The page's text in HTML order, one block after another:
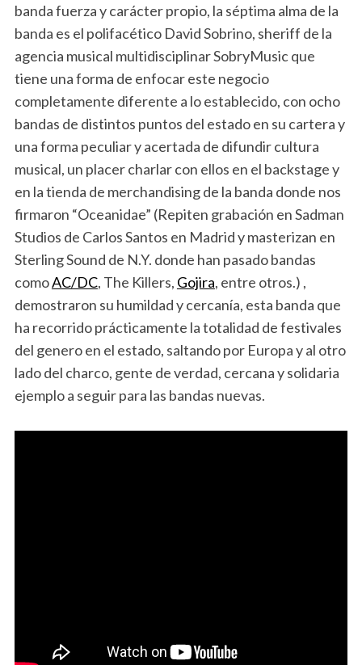
banda fuerza y carácter propio, la séptima alma de la
banda es el polifacético David Sobrino, sheriff de la
agencia musical multidisciplinar SobryMusic que
tiene una forma de enfocar este negocio
completamente diferente a lo establecido, con ocho
bandas de distintos puntos del estado en su cartera y
una forma peculiar y acertada de difundir cultura
musical, un placer charlar con ellos en el backstage y
en la tienda de merchandising de la banda donde nos
firmaron “Oceanidae” (Repiten grabación en Sadman
Studios de Carlos Santos en Madrid y masterizan en
Sterling Sound de N.Y. donde han pasado bandas
comoAC/DC, The Killers, Gojira, entre otros.) ,
demostraron su humildad y cercanía, esta banda que
ha recorrido prácticamente la totalidad de festivales
del genero en el estado, saltando por Europa y al otro
lado del charco, gente de verdad, cercana y solidaria
ejemplo a seguir para las bandas nuevas.